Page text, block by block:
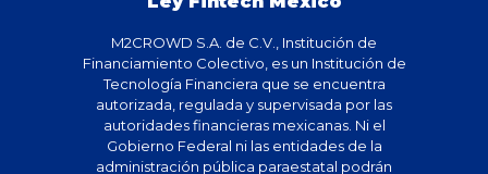
M2CROWD S.A. de C.V., Institución de
Financiamiento Colectivo, es un Institución de
Tecnología Financiera que se encuentra
autorizada, regulada y supervisada por las
autoridades financieras mexicanas. Ni el
Gobierno Federal ni las entidades de la
administración pública paraestatal podrán